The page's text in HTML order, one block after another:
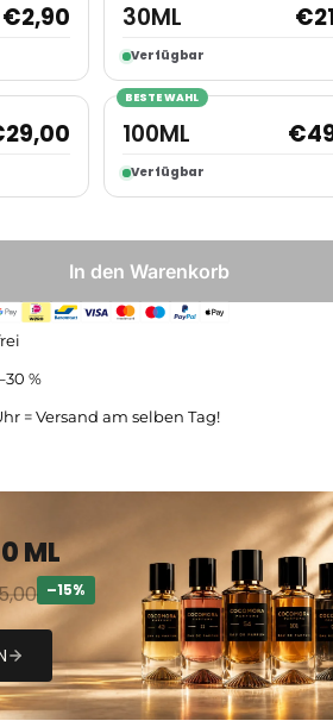
€2,90 30ML
Verfügbar
€
29,00
BESTE WAHL
100ML
Verfügbar
€
In den Warenkorb
%
= Versand am selben Tag!
ML
–15%